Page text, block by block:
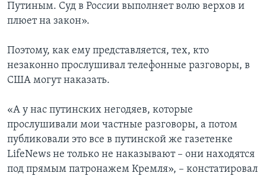
Путиным. Суд в России выполняет волю верхов и
плюет на закон».
Поэтому, как ему представляется, тех, кто
незаконно прослушивал телефонные разговоры, в
США могут наказать.
«А у нас путинских негодяев, которые
прослушивали мои частные разговоры, а потом
публиковали это все в путинской же газетенке
LifeNews не только не наказывают – они находятся
под прямым патронажем Кремля», – констатировал